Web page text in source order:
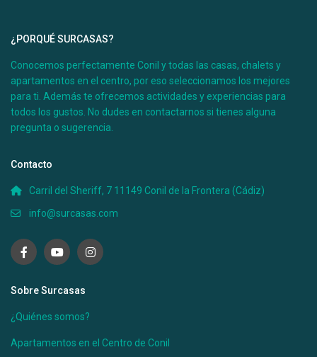
¿PORQUÉ SURCASAS?
Conocemos perfectamente Conil y todas las casas, chalets y
apartamentos en el centro, por eso seleccionamos los mejores
para ti. Además te ofrecemos actividades y experiencias para
todos los gustos. No dudes en contactarnos si tienes alguna
pregunta o sugerencia.
Contacto
Carril del Sheriff, 7 11149 Conil de la Frontera (Cádiz)
info@surcasas.com
Sobre Surcasas
¿Quiénes somos?
Apartamentos en el Centro de Conil